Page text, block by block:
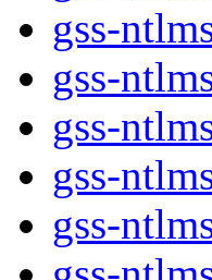
gss-
gss-
gss-
gss-
gss-